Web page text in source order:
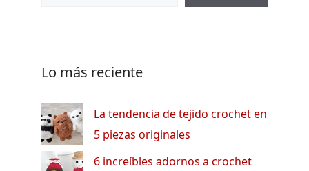
Lo más reciente
La tendencia de tejido crochet en
5 piezas originales
6 increíbles adornos a crochet